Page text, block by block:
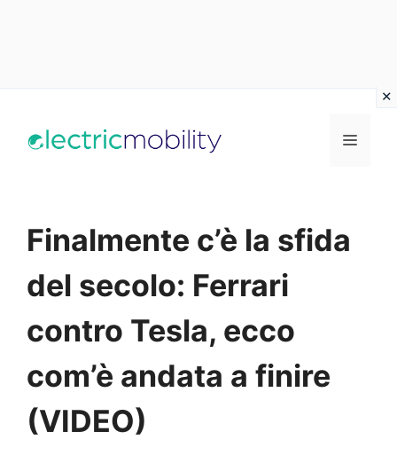
Menu
Finalmente c’è la sfida
del secolo: Ferrari
contro Tesla, ecco
com’è andata a finire
(VIDEO)